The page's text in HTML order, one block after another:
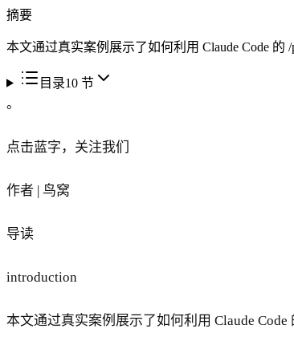
摘要
本文通过真实案例展示了如何利用 Claude Code 的
目录10节
。
点击蓝字，关注我们
作者 | 鸟窝
导读
introduction
本文通过真实案例展示了如何利用 Claude